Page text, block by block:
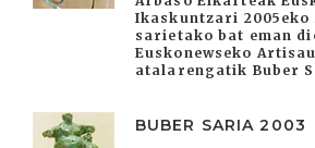
Ikaskuntzari 2005eko
sarietako bat eman
Euskonewseko
atalarengatik Buber
BUBER SARIA 2003